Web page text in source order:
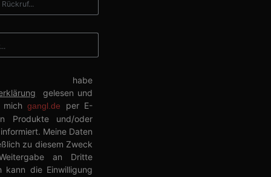
gelesen und
michgangl.de
per E-
Produkte und/oder
Meine Daten
zu diesem Zweck
an Dritte
die Einwilligung
werden.
der PHP-
die zum
des
verwendet, um
zu speichern.